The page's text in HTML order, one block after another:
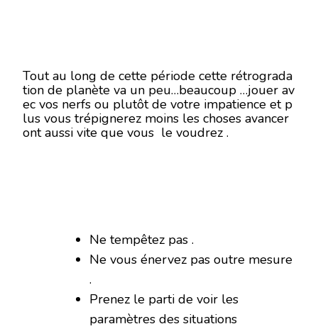
Tout au long de cette période cette rétrograda
tion de planète va un peu…beaucoup …jouer av
ec vos nerfs ou plutôt de votre impatience et p
lus vous trépignerez moins les choses avancer
ont aussi vite que vous le voudrez .
Ne tempêtez pas .
Ne vous énervez pas outre mesure
.
Prenez le parti de voir les
paramètres des situations